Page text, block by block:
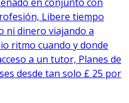
Libere tiempo
ni dinero viajando a
ritmo cuando y donde
a un tutor, Planes de
desde tan solo £ 25 por